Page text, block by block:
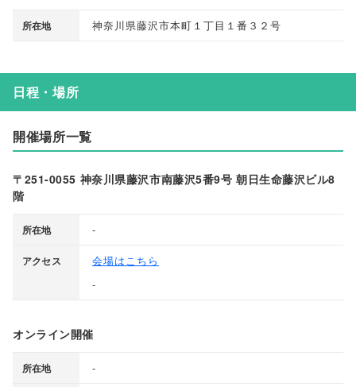
所在地 神奈川県藤沢市本町１丁目１番３２号
日程・場所
開催場所一覧
〒251-0055 神奈川県藤沢市南藤沢5番9号 朝日生命藤沢ビル8
階
所在地 -
アクセス
会場はこちら
-
オンライン開催
所在地 -